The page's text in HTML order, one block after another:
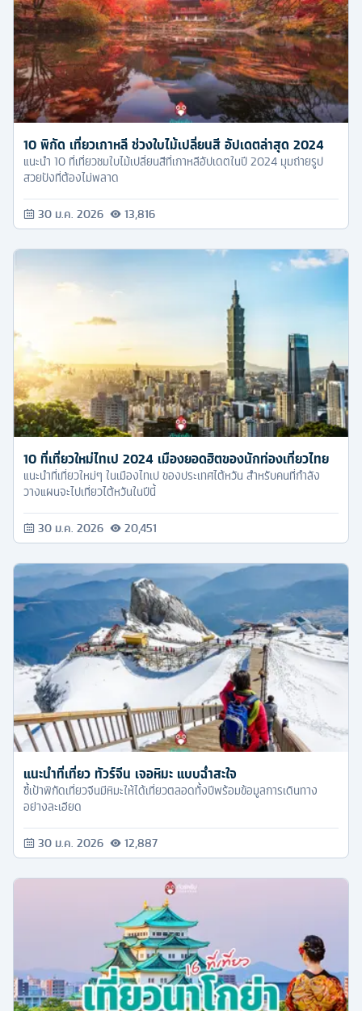
10 พิกัด เที่ยวเกาหลี ช่วงใบไม้เปลี่ยนสี อัปเดตล่าสุด 2024
แนะนำ 10 ที่เที่ยวชมใบไม้เปลี่ยนสีที่เกาหลีอัปเดตในปี 2024 มุมถ่ายรูป
สวยปังที่ต้องไม่พลาด
30 ม.ค. 2026 13,816
10 ที่เที่ยวใหม่ไทเป 2024 เมืองยอดฮิตของนักท่องเที่ยวไทย
แนะนำที่เที่ยวใหม่ๆ ในเมืองไทเป ของประเทศไต้หวัน สำหรับคนที่กำลัง
วางแผนจะไปเที่ยวไต้หวันในปีนี้
30 ม.ค. 2026 20,451
แนะนำที่เที่ยว ทัวร์จีน เจอหิมะ แบบฉ่ำสะใจ
ชี้เป้าพิกัดเที่ยวจีนมีหิมะให้ได้เที่ยวตลอดทั้งปีพร้อมข้อมูลการเดินทาง
อย่างละเอียด
30 ม.ค. 2026 12,887